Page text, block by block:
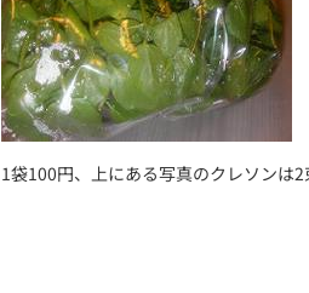
1袋100円、上にある写真のクレソンは